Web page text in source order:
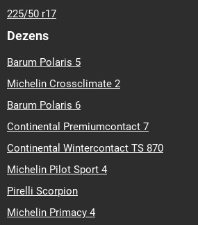
225/50 r17
Dezens
Barum Polaris 5
Michelin Crossclimate 2
Barum Polaris 6
Continental Premiumcontact 7
Continental Wintercontact TS 870
Michelin Pilot Sport 4
Pirelli Scorpion
Michelin Primacy 4